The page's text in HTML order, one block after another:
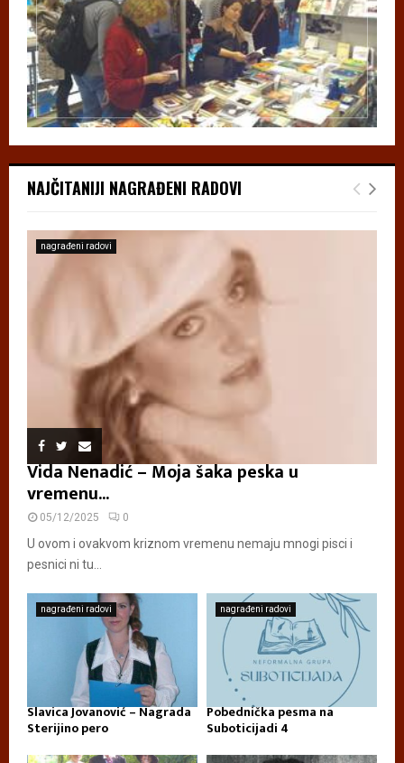
NAJČITANIJI NAGRAĐENI RADOVI
nagrađeni radovi
Vida Nenadić – Moja šaka peska u
vremenu...
05/12/2025 0
U ovom i ovakvom kriznom vremenu nemaju mnogi pisci i
pesnici ni tu...
nagrađeni radovi
Slavica Jovanović – Nagrada
Sterijino pero
nagrađeni radovi
Pobednička pesma na
Suboticijadi 4